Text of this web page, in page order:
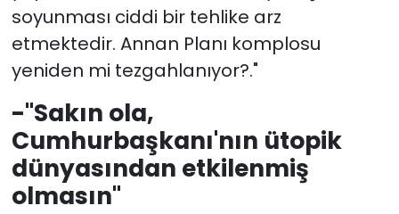
soyunması ciddi bir tehlike arz
etmektedir. Annan Planı komplosu
yeniden mi tezgahlanıyor?."
-"Sakın ola,
Cumhurbaşkanı'nın ütopik
dünyasından etkilenmiş
olmasın"